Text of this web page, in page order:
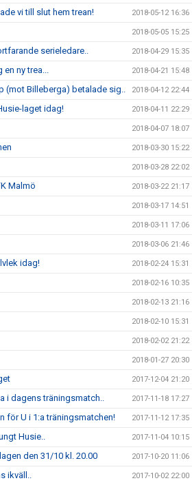
vi till slut hem trean! 2018-05-12 16:36
2018-05-05 15:25
serieledare.. 2018-04-29 15:35
ny trea... 2018-04-21 15:48
(mot Billeberga) betalade sig.. 2018-04-12 22:44
laget idag! 2018-04-11 22:29
2018-04-07 18:07
2018-03-30 15:22
2018-03-28 22:02
Malmö 2018-03-22 21:17
2018-03-17 14:51
2018-03-11 17:06
2018-03-06 21:46
idag! 2018-02-24 15:31
2018-02-16 10:35
2018-02-13 21:16
2018-02-10 15:31
2018-02-02 21:22
2018-01-27 20:30
2017-12-04 21:20
i dagens träningsmatch.. 2017-11-18 17:27
för U i 1:a träningsmatchen! 2017-11-12 17:35
Husie.. 2017-11-04 10:15
den 31/10 kl. 20.00 2017-10-20 11:06
ikväll.. 2017-10-02 22:00